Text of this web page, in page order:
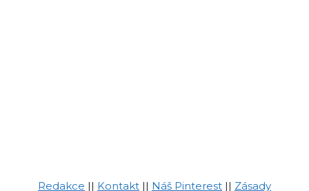
Redakce || Kontakt || Náš Pinterest || Zásady